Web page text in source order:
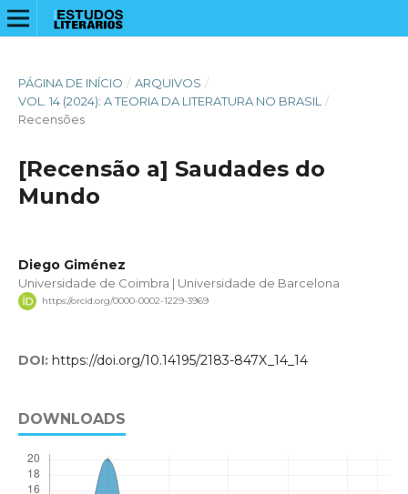
PÁGINA DE INÍCIO / ARQUIVOS /
VOL. 14 (2024): A TEORIA DA LITERATURA NO BRASIL
/
Recensões
[Recensão a] Saudades do
Mundo
Diego Giménez
Universidade de Coimbra | Universidade de Barcelona
https://orcid.org/0000-0002-1229-3969
DOI: https://doi.org/10.14195/2183-847X_14_14
DOWNLOADS